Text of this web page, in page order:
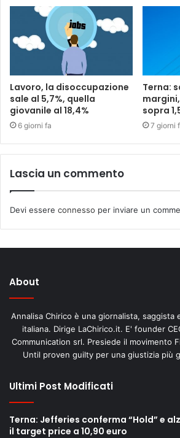
Lavoro, la disoccupazione
sale al 5,7%, quella
giovanile al 18,4%
6 giorni fa
Terna:
sopra
7 giorni
Lascia un commento
Devi essere connesso per inviare un
About
Annalisa Chirico è una giornalista, saggista
italiana. Dirige LaChirico.it. E' founder
Communication srl. Presiede il movimento
Until proven guilty per una giustizia più
Ultimi Post Modificati
Terna: Jefferies conferma “Hold” e
il target price a 10,90 euro